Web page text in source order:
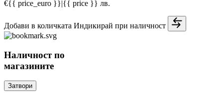
€{{ price_euro }}|{{ price }} лв.
Добави в количката Индикирай при наличност
Наличност по
магазините
Затвори